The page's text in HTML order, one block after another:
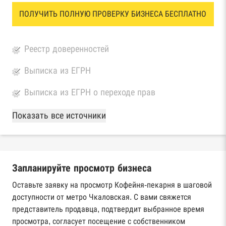
ПОЛУЧИТЬ ПОЛНУЮ ПРОВЕРКУ БИЗНЕСА БЕСПЛАТНО
Реестр доверенностей
Выписка из ЕГРН
Выписка из ЕГРН о переходе прав
База Росстата
Реестры ЕГРЮЛ и ЕГРИП Федеральной
Реестр государственных контрактов
Федерального казначейства
Картотека арбитражных дел Высшего
арбитражного суда
Показать все источники
Запланируйте просмотр бизнеса
Оставьте заявку на просмотр Кофейня-пекарня в шаговой
доступности от метро Чкаловская. С вами свяжется
представитель продавца, подтвердит выбранное время
просмотра, согласует посещение с собственником